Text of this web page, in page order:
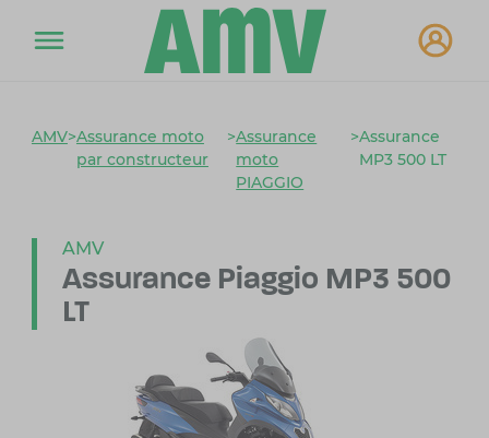
AMV>Assurance moto
par constructeur
>Assurance
moto
PIAGGIO
>Assurance
MP3 500 LT
AMV
Assurance Piaggio MP3 500
LT